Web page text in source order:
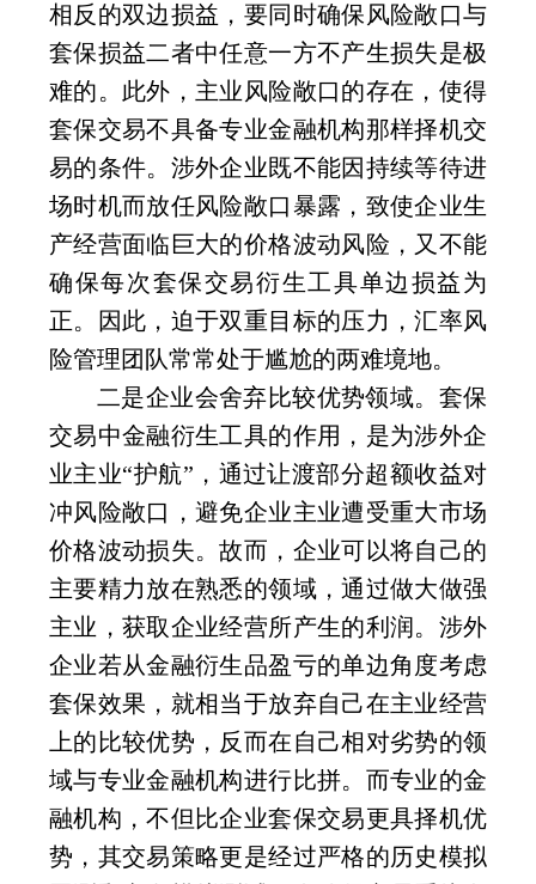
相反的双边损益，要同时确保风险敞口与
套保损益二者中任意一方不产生损失是极
难的。此外，主业风险敞口的存在，使得
套保交易不具备专业金融机构那样择机交
易的条件。涉外企业既不能因持续等待进
场时机而放任风险敞口暴露，致使企业生
产经营面临巨大的价格波动风险，又不能
确保每次套保交易衍生工具单边损益为
正。因此，迫于双重目标的压力，汇率风
险管理团队常常处于尴尬的两难境地。
二是企业会舍弃比较优势领域。套保
交易中金融衍生工具的作用，是为涉外企
业主业“护航”，通过让渡部分超额收益对
冲风险敞口，避免企业主业遭受重大市场
价格波动损失。故而，企业可以将自己的
主要精力放在熟悉的领域，通过做大做强
主业，获取企业经营所产生的利润。涉外
企业若从金融衍生品盈亏的单边角度考虑
套保效果，就相当于放弃自己在主业经营
上的比较优势，反而在自己相对劣势的领
域与专业金融机构进行比拼。而专业的金
融机构，不但比企业套保交易更具择机优
势，其交易策略更是经过严格的历史模拟